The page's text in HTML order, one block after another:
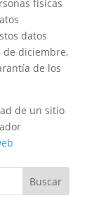
físicas
datos
de diciembre,
de los
de un sitio
Buscar